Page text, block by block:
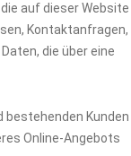
auf dieser Website
Kontaktanfragen,
die über eine
Kunden
Online-Angebots